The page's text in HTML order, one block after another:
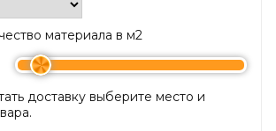
материала в м2
доставку выберите место и